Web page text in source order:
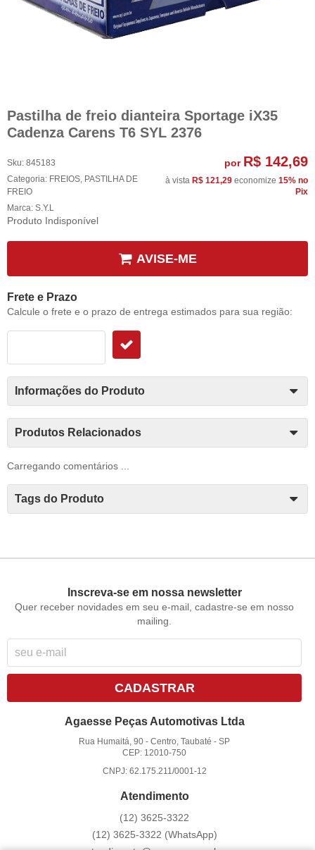
Pastilha de freio dianteira Sportage iX35
Cadenza Carens T6 SYL 2376
Sku: 845183
Categoria: FREIOS, PASTILHA DE
FREIO
Marca: S.Y.L
Produto Indisponível
por R$ 142,69
à vista R$ 121,29 economize 15% no
Pix
AVISE-ME
Frete e Prazo
Calcule o frete e o prazo de entrega estimados para sua região:
Informações do Produto
Produtos Relacionados
Carregando comentários ...
Tags do Produto
Inscreva-se em nossa newsletter
Quer receber novidades em seu e-mail, cadastre-se em nosso
mailing.
CADASTRAR
Agaesse Peças Automotivas Ltda
Rua Humaitá, 90 -Centro, Taubaté -SP
CEP: 12010-750
CNPJ: 62.175.211/0001-12
Atendimento
(12) 3625-3322
(12) 3625-3322 (WhatsApp)